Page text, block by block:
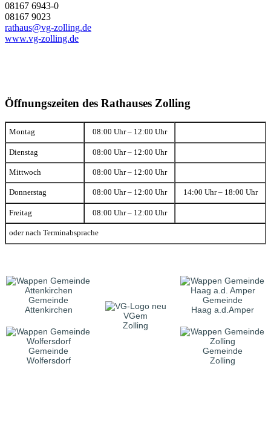
08167 6943-0
08167 9023
rathaus@vg-zolling.de
www.vg-zolling.de
Öffnungszeiten des Rathauses Zolling
Montag 08:00 Uhr – 12:00 Uhr
Dienstag 08:00 Uhr – 12:00 Uhr
Mittwoch 08:00 Uhr – 12:00 Uhr
Donnerstag 08:00 Uhr – 12:00 Uhr 14:00 Uhr – 18:00 Uhr
Freitag 08:00 Uhr – 12:00 Uhr
oder nach Terminabsprache
Gemeinde
Attenkirchen
VGem
Zolling
Gemeinde
Haag a.d.Amper
Gemeinde
Wolfersdorf
Gemeinde
Zolling